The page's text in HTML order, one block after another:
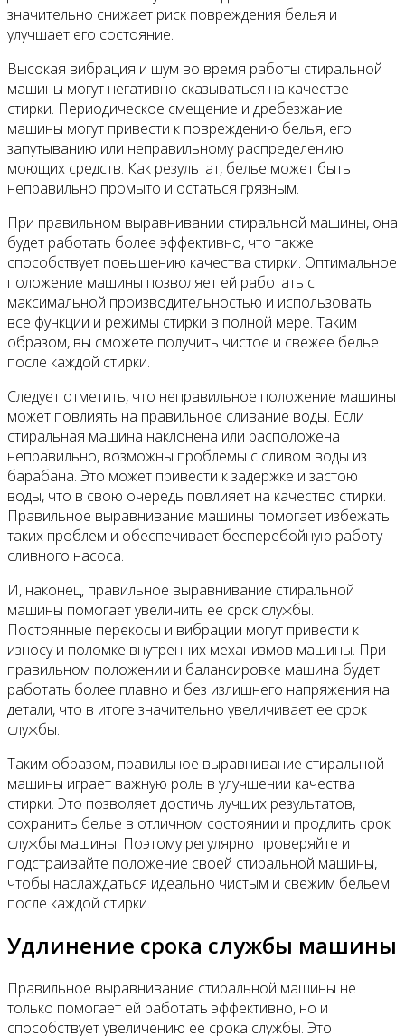
значительно снижает риск повреждения белья и
улучшает его состояние.
Высокая вибрация и шум во время работы стиральной
машины могут негативно сказываться на качестве
стирки. Периодическое смещение и дребезжание
машины могут привести к повреждению белья, его
запутыванию или неправильному распределению
моющих средств. Как результат, белье может быть
неправильно промыто и остаться грязным.
При правильном выравнивании стиральной машины, она
будет работать более эффективно, что также
способствует повышению качества стирки. Оптимальное
положение машины позволяет ей работать с
максимальной производительностью и использовать
все функции и режимы стирки в полной мере. Таким
образом, вы сможете получить чистое и свежее белье
после каждой стирки.
Следует отметить, что неправильное положение машины
может повлиять на правильное сливание воды. Если
стиральная машина наклонена или расположена
неправильно, возможны проблемы с сливом воды из
барабана. Это может привести к задержке и застою
воды, что в свою очередь повлияет на качество стирки.
Правильное выравнивание машины помогает избежать
таких проблем и обеспечивает бесперебойную работу
сливного насоса.
И, наконец, правильное выравнивание стиральной
машины помогает увеличить ее срок службы.
Постоянные перекосы и вибрации могут привести к
износу и поломке внутренних механизмов машины. При
правильном положении и балансировке машина будет
работать более плавно и без излишнего напряжения на
детали, что в итоге значительно увеличивает ее срок
службы.
Таким образом, правильное выравнивание стиральной
машины играет важную роль в улучшении качества
стирки. Это позволяет достичь лучших результатов,
сохранить белье в отличном состоянии и продлить срок
службы машины. Поэтому регулярно проверяйте и
подстраивайте положение своей стиральной машины,
чтобы наслаждаться идеально чистым и свежим бельем
после каждой стирки.
Удлинение срока службы машины
Правильное выравнивание стиральной машины не
только помогает ей работать эффективно, но и
способствует увеличению ее срока службы. Это